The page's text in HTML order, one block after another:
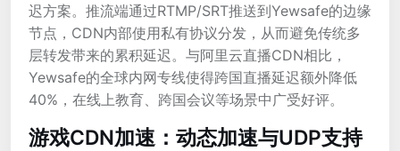
迟方案。推流端通过RTMP/SRT推送到Yewsafe的边缘
节点，CDN内部使用私有协议分发，从而避免传统多
层转发带来的累积延迟。与阿里云直播CDN相比，
Yewsafe的全球内网专线使得跨国直播延迟额外降低
40%，在线上教育、跨国会议等场景中广受好评。
游戏CDN加速：动态加速与UDP支持